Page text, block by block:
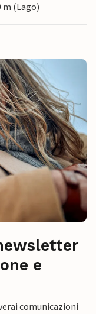
m (Lago)
e
comunicazioni